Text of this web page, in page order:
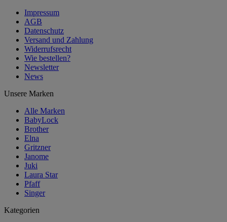
Impressum
AGB
Datenschutz
Versand und Zahlung
Widerrufsrecht
Wie bestellen?
Newsletter
News
Unsere Marken
Alle Marken
BabyLock
Brother
Elna
Gritzner
Janome
Juki
Laura Star
Pfaff
Singer
Kategorien